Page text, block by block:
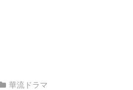
華流ドラマ